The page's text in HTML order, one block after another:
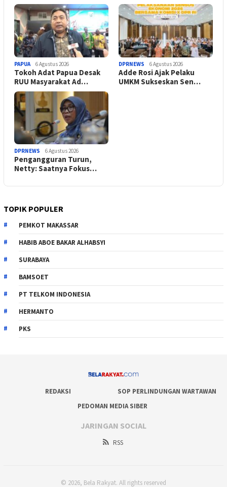
PAPUA 6 Agustus 2026
Tokoh Adat Papua Desak
RUU Masyarakat Ad…
DPRNEWS 6 Agustus 2026
Adde Rosi Ajak Pelaku
UMKM Sukseskan Sen…
DPRNEWS 6 Agustus 2026
Pengangguran Turun,
Netty: Saatnya Fokus…
TOPIK POPULER
PEMKOT MAKASSAR
HABIB ABOE BAKAR ALHABSYI
SURABAYA
BAMSOET
PT TELKOM INDONESIA
HERMANTO
PKS
REDAKSI
SOP PERLINDUNGAN WARTAWAN
PEDOMAN MEDIA SIBER
JARINGAN SOCIAL
RSS
© 2026, Bela Rakyat. All rights reserved